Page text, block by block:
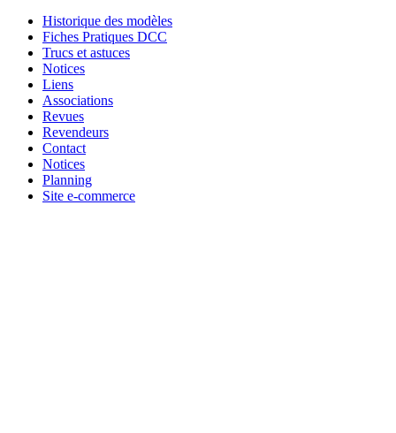
Historique des modèles
Fiches Pratiques DCC
Trucs et astuces
Notices
Liens
Associations
Revues
Revendeurs
Contact
Notices
Planning
Site e-commerce